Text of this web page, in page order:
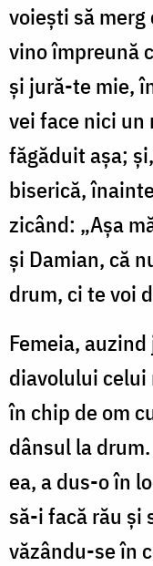
voiești să
vino împreună
și jură-te mie,
vei face nici un
făgăduit așa;
biserică,
zicând: „Așa
și Damian, că
drum, ci te voi
Femeia,
diavolului celui
în chip de om
dânsul la
ea, a dus-o în
să-i facă rău și
văzându-se în